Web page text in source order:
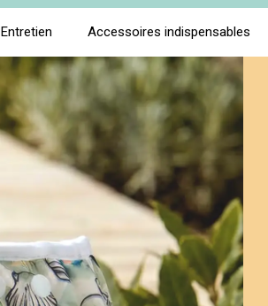
Entretien Accessoires indispensables